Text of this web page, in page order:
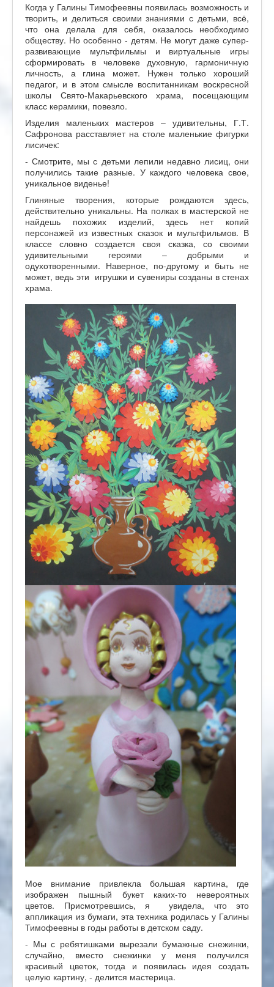
Когда у Галины Тимофеевны появилась возможность и
творить, и делиться своими знаниями с детьми, всё,
что она делала для себя, оказалось необходимо
обществу. Но особенно - детям. Не могут даже супер-
развивающие мультфильмы и виртуальные игры
сформировать в человеке духовную, гармоничную
личность, а глина может. Нужен только хороший
педагог, и в этом смысле воспитанникам воскресной
школы Свято-Макарьевского храма, посещающим
класс керамики, повезло.
Изделия маленьких мастеров – удивительны, Г.Т.
Сафронова расставляет на столе маленькие фигурки
лисичек:
- Смотрите, мы с детьми лепили недавно лисиц, они
получились такие разные. У каждого человека свое,
уникальное виденье!
Глиняные творения, которые рождаются здесь,
действительно уникальны. На полках в мастерской не
найдешь похожих изделий, здесь нет копий
персонажей из известных сказок и мультфильмов. В
классе словно создается своя сказка, со своими
удивительными героями – добрыми и
одухотворенными. Наверное, по-другому и быть не
может, ведь эти игрушки и сувениры созданы в стенах
храма.
Мое внимание привлекла большая картина, где
изображен пышный букет каких-то невероятных
цветов. Присмотревшись, я увидела, что это
аппликация из бумаги, эта техника родилась у Галины
Тимофеевны в годы работы в детском саду.
- Мы с ребятишками вырезали бумажные снежинки,
случайно, вместо снежинки у меня получился
красивый цветок, тогда и появилась идея создать
целую картину, - делится мастерица.